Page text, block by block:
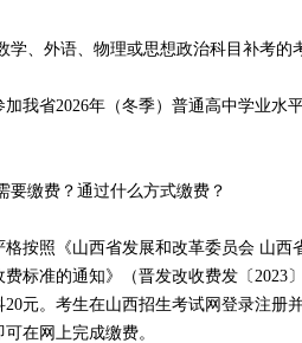
、外语、物理或思想政治科目补考的
省2026年（冬季）普通高中学业水
缴费？通过什么方式缴费？
照《山西省发展和改革委员会 山西
标准的通知》（晋发改收费发〔2023
元。考生在山西招生考试网登录注册
在网上完成缴费。